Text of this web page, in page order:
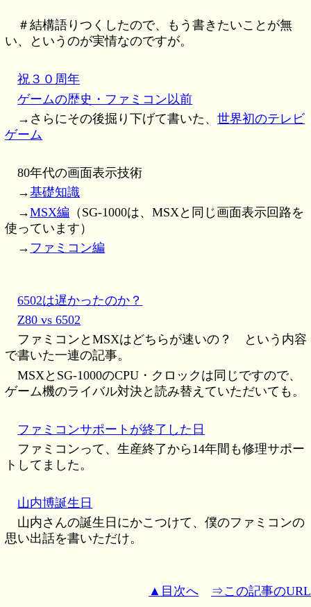
＃結構語りつくしたので、もう書きたいことが無
い、というのが実情なのですが。
祝３０周年
ゲームの歴史・ファミコン以前
→さらにその後掘り下げて書いた、世界初のテレビ
ゲーム
80年代の画面表示技術
→基礎知識
→MSX編 （SG-1000は、MSXと同じ画面表示回路を
使っています）
→ ファミコン編
6502は遅かったのか？
Z80 vs 6502
ファミコンとMSXはどちらが速いの？ という内容
で書いた一連の記事。
MSXとSG-1000のCPU・クロックは同じですので、
ゲーム機のライバル対決と読み替えていただいても。
ファミコンサポートが終了した日
ファミコンって、生産終了から14年間も修理サポー
トしてました。
山内博誕生日
山内さんの誕生日にかこつけて、僕のファミコンの
思い出話を書いただけ。
▲目次へ ⇒この記事のURL